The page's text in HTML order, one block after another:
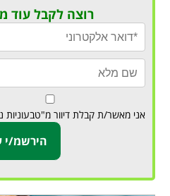
רוצה לקבל עוד
אני מאשר/ת קבלת דיוור מ"טבעוניות